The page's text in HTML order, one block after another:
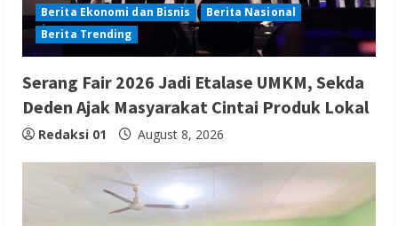
Berita Ekonomi dan Bisnis
Berita Nasional
Berita Trending
Serang Fair 2026 Jadi Etalase UMKM, Sekda
Deden Ajak Masyarakat Cintai Produk Lokal
Redaksi 01 August 8, 2026